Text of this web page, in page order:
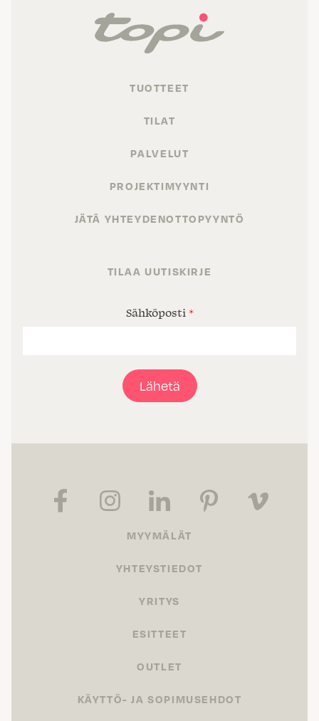
TUOTTEET
TILAT
PALVELUT
PROJEKTIMYYNTI
JÄTÄ YHTEYDENOTTOPYYNTÖ
TILAA UUTISKIRJE
Sähköposti *
Lähetä
MYYMÄLÄT
YHTEYSTIEDOT
YRITYS
ESITTEET
OUTLET
KÄYTTÖ- JA SOPIMUSEHDOT